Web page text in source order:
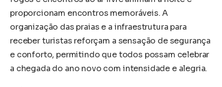
proporcionam encontros memoráveis. A
organização das praias e a infraestrutura para
receber turistas reforçam a sensação de segurança
e conforto, permitindo que todos possam celebrar
a chegada do ano novo com intensidade e alegria.